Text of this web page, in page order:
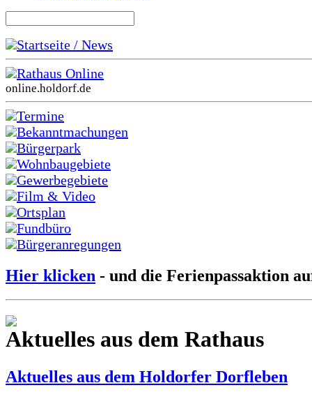
Startseite / News
Rathaus Online
online.holdorf.de
Termine
Bekanntmachungen
Bürgerpark
Wohnbaugebiete
Gewerbegebiete
Film & Video
Ortsplan
Fundbüro
Bürgeranregungen
Hier klicken - und die Ferienpassaktion
Aktuelles aus dem Rathaus
Aktuelles aus dem Holdorfer Dorfleben